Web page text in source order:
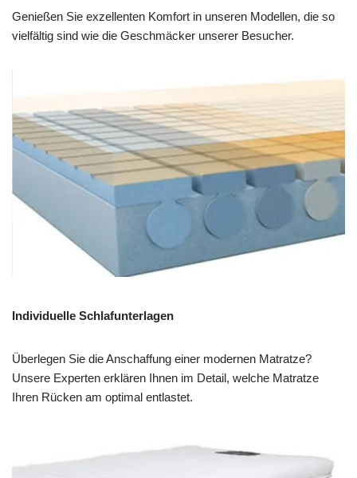
Genießen Sie exzellenten Komfort in unseren Modellen, die so
vielfältig sind wie die Geschmäcker unserer Besucher.
Individuelle Schlafunterlagen
Überlegen Sie die Anschaffung einer modernen Matratze?
Unsere Experten erklären Ihnen im Detail, welche Matratze
Ihren Rücken am optimal entlastet.